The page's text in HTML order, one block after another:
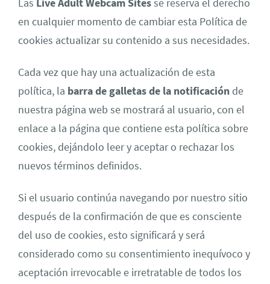
Las Live Adult Webcam Sitesse reserva el derecho
en cualquier momento de cambiar esta Política de
cookies actualizar su contenido a sus necesidades.
Cada vez que hay una actualización de esta
política, la barra de galletas de la notificación de
nuestra página web se mostrará al usuario, con el
enlace a la página que contiene esta política sobre
cookies, dejándolo leer y aceptar o rechazar los
nuevos términos definidos.
Si el usuario continúa navegando por nuestro sitio
después de la confirmación de que es consciente
del uso de cookies, esto significará y será
considerado como su consentimiento inequívoco y
aceptación irrevocable e irretratable de todos los